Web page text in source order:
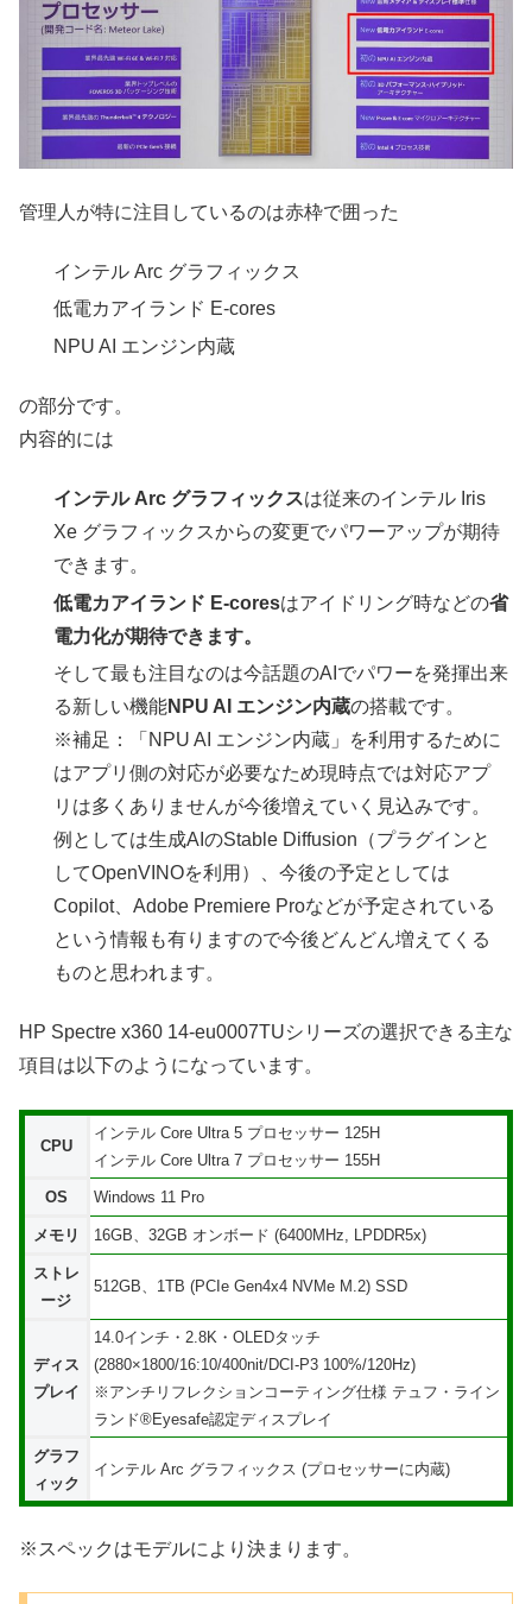
管理人が特に注目しているのは赤枠で囲った
インテル Arc グラフィックス
低電カアイランド E-cores
NPU AI エンジン内蔵
の部分です。
内容的には
インテル Arc グラフィックスは従来のインテル Iris
Xe グラフィックスからの変更でパワーアップが期待
できます。
低電カアイランド E-coresはアイドリング時などの省
電力化が期待できます。
そして最も注目なのは今話題のAIでパワーを発揮出来
る新しい機能NPU AI エンジン内蔵の搭載です。
※補足：「NPU AI エンジン内蔵」を利用するために
はアプリ側の対応が必要なため現時点では対応アプ
リは多くありませんが今後増えていく見込みです。
例としては生成AIのStable Diffusion（プラグインと
してOpenVINOを利用）、今後の予定としては
Copilot、Adobe Premiere Proなどが予定されている
という情報も有りますので今後どんどん増えてくる
ものと思われます。
HP Spectre x360 14-eu0007TUシリーズの選択できる主な
項目は以下のようになっています。
CPU
インテル Core Ultra 5 プロセッサー 125H
インテル Core Ultra 7 プロセッサー 155H
OS Windows 11 Pro
メモリ 16GB、32GB オンボード (6400MHz, LPDDR5x)
ストレ
ージ
512GB、1TB (PCIe Gen4x4 NVMe M.2) SSD
ディス
プレイ
14.0インチ・2.8K・OLEDタッチ
(2880×1800/16:10/400nit/DCI-P3 100%/120Hz)
※アンチリフレクションコーティング仕様 テュフ・ライン
ランド®Eyesafe認定ディスプレイ
グラフ
ィック
インテル Arc グラフィックス (プロセッサーに内蔵)
※スペックはモデルにより決まります。